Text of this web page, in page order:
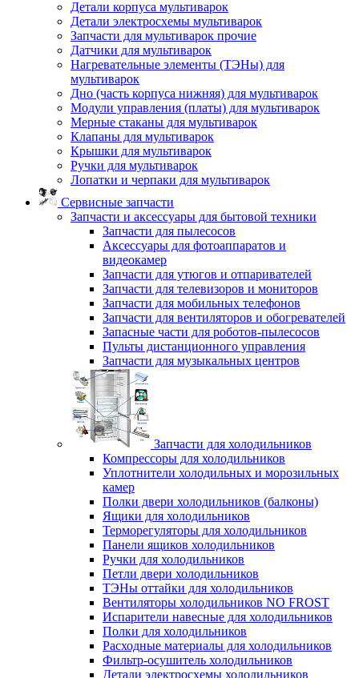
Детали корпуса мультиварок
Детали электросхемы мультиварок
Запчасти для мультиварок прочие
Датчики для мультиварок
Нагревательные элементы (ТЭНы) для
мультиварок
Дно (часть корпуса нижняя) для мультиварок
Модули управления (платы) для мультиварок
Мерные стаканы для мультиварок
Клапаны для мультиварок
Крышки для мультиварок
Ручки для мультиварок
Лопатки и черпаки для мультиварок
Сервисные запчасти
Запчасти и аксессуары для бытовой техники
Запчасти для пылесосов
Аксессуары для фотоаппаратов и
видеокамер
Запчасти для утюгов и отпаривателей
Запчасти для телевизоров и мониторов
Запчасти для мобильных телефонов
Запчасти для вентиляторов и обогревателей
Запасные части для роботов-пылесосов
Пульты дистанционного управления
Запчасти для музыкальных центров
Запчасти для холодильников
Компрессоры для холодильников
Уплотнители холодильных и морозильных
камер
Полки двери холодильников (балконы)
Ящики для холодильников
Терморегуляторы для холодильников
Панели ящиков холодильников
Ручки для холодильников
Петли двери холодильников
ТЭНы оттайки для холодильников
Вентиляторы холодильников NO FROST
Испарители навесные для холодильников
Полки для холодильников
Расходные материалы для холодильников
Фильтр-осушитель холодильников
Детали электросхемы холодильников